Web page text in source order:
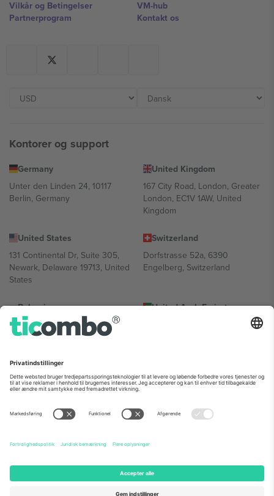
Vilkår og Betingelser
Partnerprogram
VM-hub
Kontakt os
Kontorer og support
Germany
Unter den Linden 24, 10117
Berlin, Germany
United Kingdom
167 City Road, London, Greater
London, EC1V 1AW, United
Kingdom
United States
131 Continental Dr, Suite 305,
Newark, Delaware 19713, United
States
Switzerland
Dorfstrasse 52a, 6390
Engelberg, Switzerland
Bulgaria
Regus Sofia City West, bul
Totleben 53-55, 1606 Sofia,
United Arab Emirates
UAE Dubai Silicon Oasis, DDP
Mexico
Av Chapultepec 360, Roma
Norte, Cuauhtémoc, 06700
Ciudad de México, CDMX,
sted, begivenhed og/eller domæne. For detaljer se den specifikke
begivenhedsside, tryk og vilkår.,Virksomhed
Ticombo. Alle rettigheder forbeholdes.